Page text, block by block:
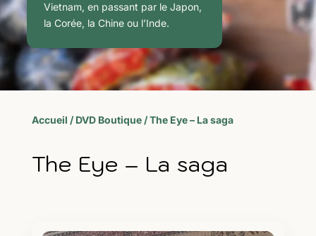
Vietnam, en passant par le Japon,
la Corée, la Chine ou l’Inde.
Accueil / DVD Boutique/ The Eye – La saga
The Eye – La saga